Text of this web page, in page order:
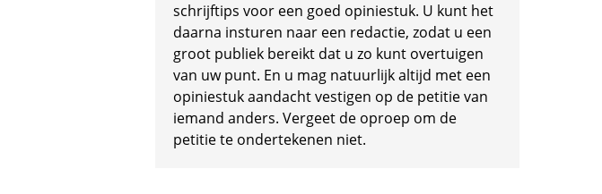
schrijftips voor een goed opiniestuk. U kunt het
daarna insturen naar een redactie, zodat u een
groot publiek bereikt dat u zo kunt overtuigen
van uw punt. En u mag natuurlijk altijd met een
opiniestuk aandacht vestigen op de petitie van
iemand anders. Vergeet de oproep om de
petitie te ondertekenen niet.